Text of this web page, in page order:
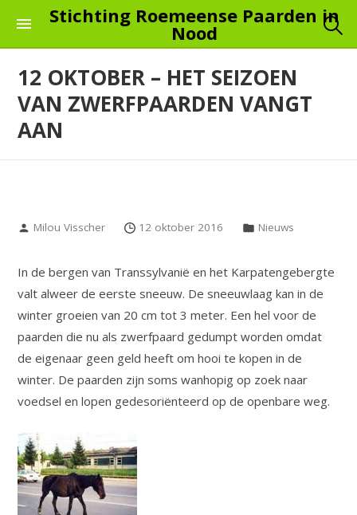
the
content
Stichting Roemeense Paarden in
Nood
12 OKTOBER – HET SEIZOEN
VAN ZWERFPAARDEN VANGT
AAN
Milou Visscher 12 oktober 2016 Nieuws
In de bergen van Transsylvanië en het Karpatengebergte
valt alweer de eerste sneeuw. De sneeuwlaag kan in de
winter groeien van 20 cm tot 3 meter. Een hel voor de
paarden die nu als zwerfpaard gedumpt worden omdat
de eigenaar geen geld heeft om hooi te kopen in de
winter. De paarden zijn soms wanhopig op zoek naar
voedsel en lopen gedesoriënteerd op de openbare weg.